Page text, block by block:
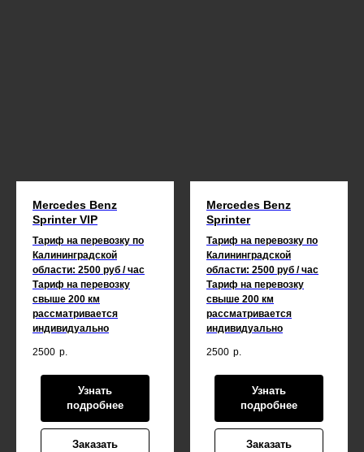
Mercedes Benz
Sprinter VIP
Тариф на перевозку по
Калининградской
области: 2500 руб / час
Тариф на перевозку
свыше 200 км
рассматривается
индивидуально
2500 р.
Узнать
подробнее
Заказать
Mercedes Benz
Sprinter
Тариф на перевозку по
Калининградской
области: 2500 руб / час
Тариф на перевозку
свыше 200 км
рассматривается
индивидуально
2500 р.
Узнать
подробнее
Заказать